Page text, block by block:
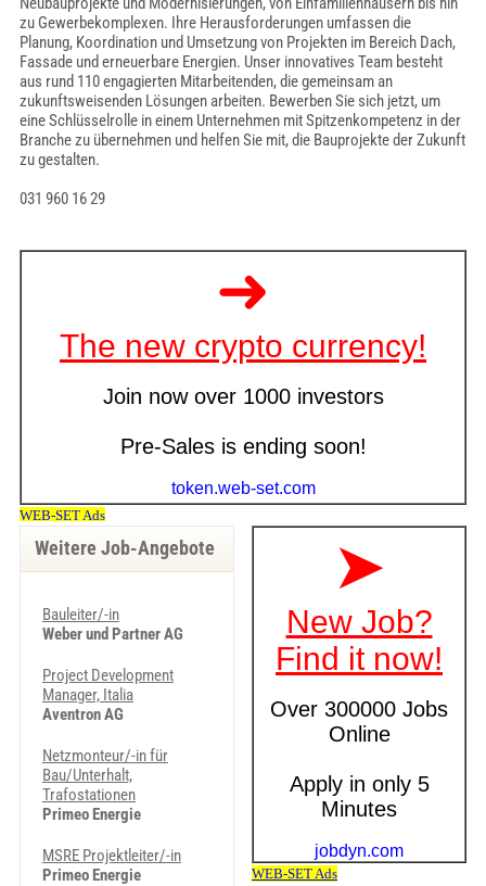
zu Gewerbekomplexen. Ihre Herausforderungen umfassen die
Planung, Koordination und Umsetzung von Projekten im Bereich Dach,
Fassade und erneuerbare Energien. Unser innovatives Team besteht
aus rund 110 engagierten Mitarbeitenden, die gemeinsam an
zukunftsweisenden Lösungen arbeiten. Bewerben Sie sich jetzt, um
eine Schlüsselrolle in einem Unternehmen mit Spitzenkompetenz in der
Branche zu übernehmen und helfen Sie mit, die Bauprojekte der Zukunft
zu gestalten.
031 960 16 29
Weitere Job-Angebote
Bauleiter/-in
Weber und Partner AG
Project Development
Manager, Italia
Aventron AG
Netzmonteur/-in für
Bau/Unterhalt,
Trafostationen
Primeo Energie
MSRE Projektleiter/-in
Primeo Energie